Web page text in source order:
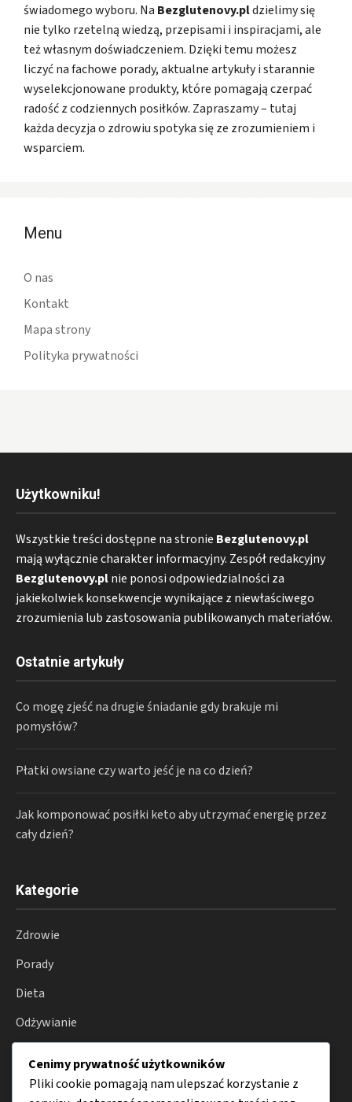
świadomego wyboru. Na Bezglutenovy.pldzielimy się
nie tylko rzetelną wiedzą, przepisami i inspiracjami, ale
też własnym doświadczeniem. Dzięki temu możesz
liczyć na fachowe porady, aktualne artykuły i starannie
wyselekcjonowane produkty, które pomagają czerpać
radość z codziennych posiłków. Zapraszamy – tutaj
każda decyzja o zdrowiu spotyka się ze zrozumieniem i
wsparciem.
Menu
O nas
Kontakt
Mapa strony
Polityka prywatności
Użytkowniku!
Wszystkie treści dostępne na stronie Bezglutenovy.pl
mają wyłącznie charakter informacyjny. Zespół redakcyjny
Bezglutenovy.plnie ponosi odpowiedzialności za
jakiekolwiek konsekwencje wynikające z niewłaściwego
zrozumienia lub zastosowania publikowanych materiałów.
Ostatnie artykuły
Co mogę zjeść na drugie śniadanie gdy brakuje mi
pomysłów?
Płatki owsiane czy warto jeść je na co dzień?
Jak komponować posiłki keto aby utrzymać energię przez
cały dzień?
Kategorie
Zdrowie
Porady
Dieta
Odżywianie
Choroby
Cenimy prywatność użytkowników
Pliki cookie pomagają nam ulepszać korzystanie z